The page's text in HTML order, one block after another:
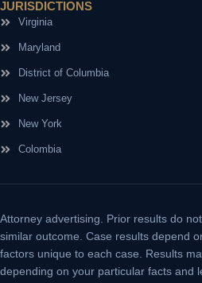
JURISDICTIONS
Virginia
Maryland
District of Columbia
New Jersey
New York
Colombia
Attorney advertising.
Prior results do
similar outcome. Case results depend
factors unique to each case. Results
depending on your particular facts and